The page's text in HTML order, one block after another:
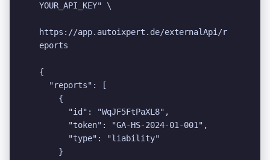
YOUR_API_KEY" \
https://app.autoixpert.de/externalApi/r
eports
{